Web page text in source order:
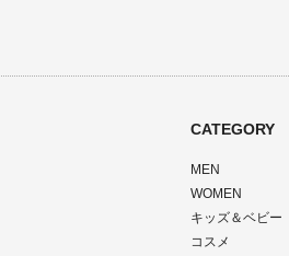
CATEGORY
MEN
WOMEN
キッズ＆ベビー
コスメ